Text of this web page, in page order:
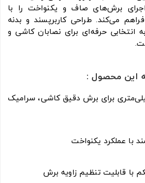
برش‌های صاف و یکنواخت را با
می‌کند. طراحی کاربرپسند و بدنه
انتخابی حرفه‌ای برای نصابان کاشی و
این محصول :
به تیغه ۲۰۰ میلی‌متری برای برش دقیق کاشی، سرامیک
با قابلیت تنظیم زاویه برش